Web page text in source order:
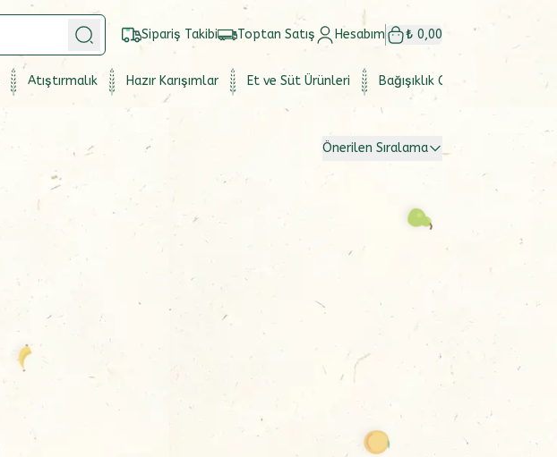
Sipariş Takibi Toptan Satış Hesabım ₺ 0,00
Atıştırmalık Hazır Karışımlar Et ve Süt Ürünleri Bağışıklık Güçlendirici
Önerilen Sıralama